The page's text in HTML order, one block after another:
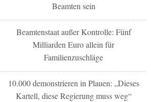
Beamten sein
Beamtenstaat außer Kontrolle: Fünf
Milliarden Euro allein für
Familienzuschläge
10.000 demonstrieren in Plauen: „Dieses
Kartell, diese Regierung muss weg“